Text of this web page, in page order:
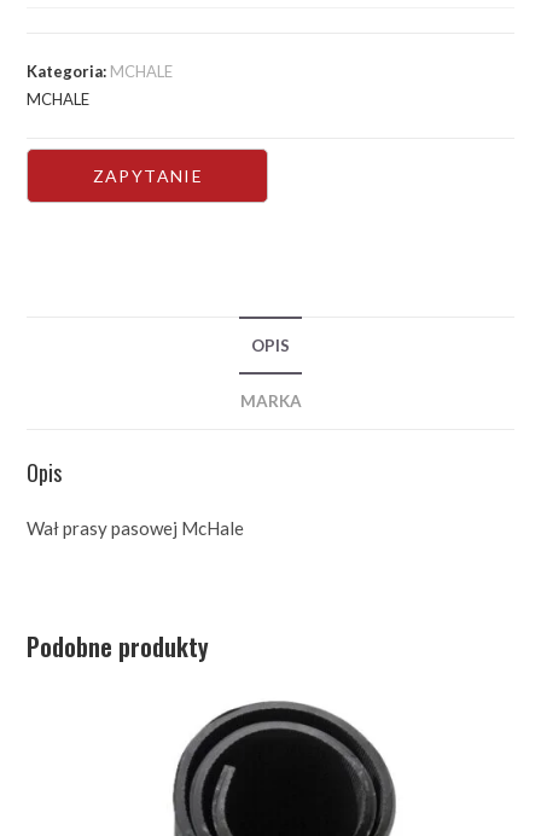
Kategoria: MCHALE
MCHALE
OPIS
MARKA
Opis
Wał prasy pasowej McHale
Podobne produkty